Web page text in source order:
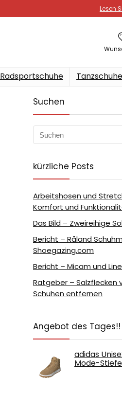
Lesen
Radsportschuhe Tanzschuhe
Suchen
kürzliche Posts
Arbeitshosen und
Komfort und
Das Bild – Zweireihige
Bericht – Råland
Shoegazing.com
Bericht – Micam und
Ratgeber – Salzflecken
Schuhen entfernen
Angebot des Tages!!
adidas
Mode-